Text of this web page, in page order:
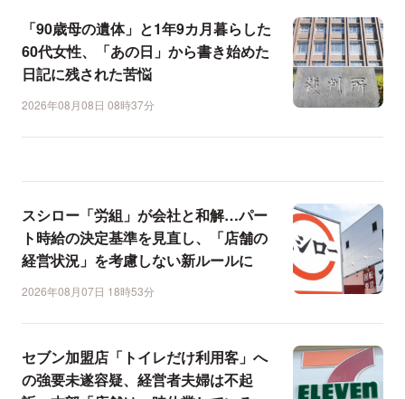
「90歳母の遺体」と1年9カ月暮らした
60代女性、「あの日」から書き始めた
日記に残された苦悩
2026年08月08日 08時37分
スシロー「労組」が会社と和解…パー
ト時給の決定基準を見直し、「店舗の
経営状況」を考慮しない新ルールに
2026年08月07日 18時53分
セブン加盟店「トイレだけ利用客」へ
の強要未遂容疑、経営者夫婦は不起